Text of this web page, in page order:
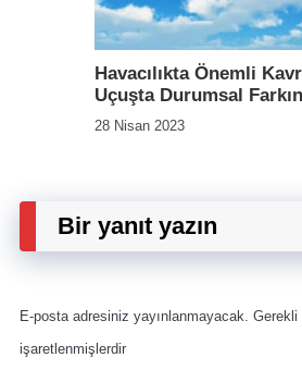
Havacılıkta Önemli
Uçuşta Durumsal
28 Nisan 2023
Bir yanıt yazın
E-posta adresiniz yayınlanmayacak. Gerekli
işaretlenmişlerdir